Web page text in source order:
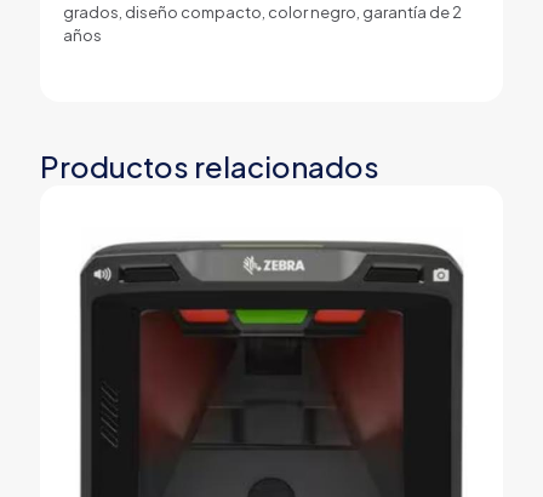
grados, diseño compacto, color negro, garantía de 2
años
Productos relacionados